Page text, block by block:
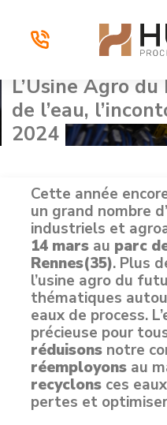
L’Usine Agro
de l’eau,
2024
Cette année
un grand nombre
industriels et
14 mars au parc
Rennes(35). Plus
l’usine agro du
thématiques
eaux de process.
précieuse pour
réduisons notre
réemployons au
recyclons ces
pertes et